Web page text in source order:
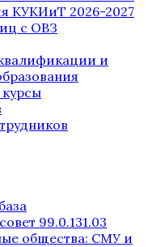
КУКИиТ 2026-2027
с ОВЗ
и
99.0.131.03
общества: СМУ и